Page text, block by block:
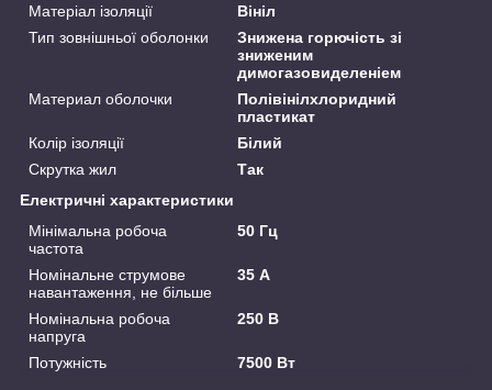
Матеріал ізоляції
Вініл
Тип зовнішньої оболонки
Знижена горючість зі
зниженим
димогазовиделеніем
Материал оболочки
Полівінілхлоридний
пластикат
Колір ізоляції
Білий
Скрутка жил
Так
Електричні характеристики
Мінімальна робоча
частота
50 Гц
Номінальне струмове
навантаження, не більше
35 А
Номінальна робоча
напруга
250 В
Потужність 7500 Вт